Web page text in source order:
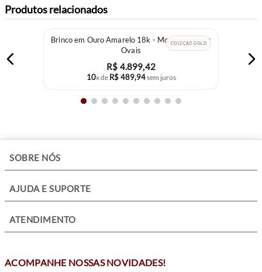
Produtos relacionados
COLEÇÃO GOLD
Brinco em Ouro Amarelo 18k - Modelo Argolas
Ovais
R$ 4.899,42
10x de R$ 489,94sem juros
SOBRE NÓS
AJUDA E SUPORTE
ATENDIMENTO
ACOMPANHE NOSSAS NOVIDADES!